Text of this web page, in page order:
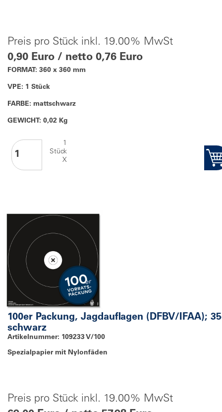
Preis pro Stück inkl. 19.00% MwSt
0,90 Euro / netto 0,76 Euro
FORMAT: 360 x 360 mm
VPE: 1 Stück
FARBE: mattschwarz
GEWICHT: 0,02 Kg
1
Stück
X
100er Packung, Jagdauflagen (DFBV/IFAA);
schwarz
Artikelnummer: 109233 V/100
Spezialpapier mit Nylonfäden
Preis pro Stück inkl. 19.00% MwSt